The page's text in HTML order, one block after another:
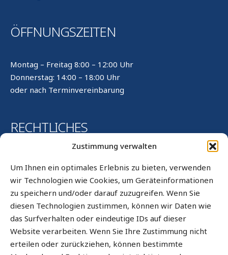
Zustimmung verwalten
Um Ihnen ein optimales Erlebnis zu bieten, verwenden
wir Technologien wie Cookies, um Geräteinformationen
zu speichern und/oder darauf zuzugreifen. Wenn Sie
diesen Technologien zustimmen, können wir Daten wie
das Surfverhalten oder eindeutige IDs auf dieser
Website verarbeiten. Wenn Sie Ihre Zustimmung nicht
erteilen oder zurückziehen, können bestimmte
ÖFFNUNGSZEITEN
Montag – Freitag 8:00 – 12:00 Uhr
Donnerstag: 14:00 – 18:00 Uhr
oder nach Terminvereinbarung
RECHTLICHES
Impressum
Datenschutz
Datenschutz WhatsApp
Cookie-Richtlinie (EU)
Sitemap